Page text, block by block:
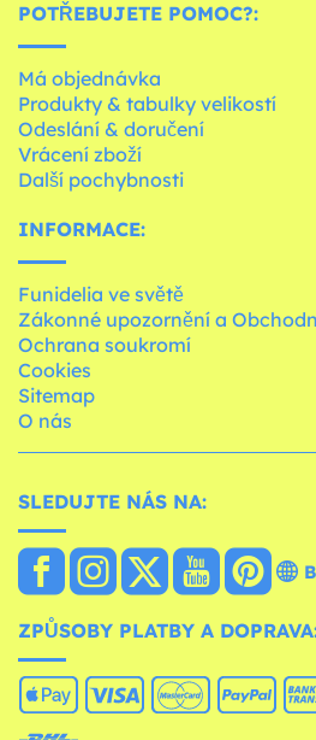
POTŘEBUJETE POMOC?:
Má objednávka
Produkty & tabulky velikostí
Odeslání & doručení
Vrácení zboží
Další pochybnosti
INFORMACE:
Funidelia ve světě
Zákonné upozornění a
Ochrana soukromí
Cookies
Sitemap
O nás
SLEDUJTE NÁS NA:
ZPŮSOBY PLATBY A